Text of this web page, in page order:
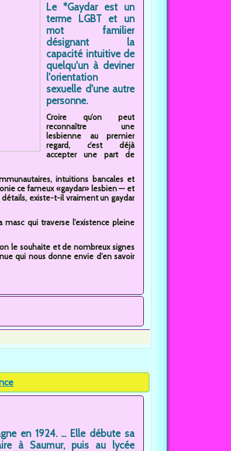
Le *Gaydar est un
terme LGBT et un
mot familier
désignant la
capacité intuitive de
quelqu'un à deviner
l'orientation
sexuelle d'une autre
personne.
Croire qu’on peut
reconnaître une
lesbienne au premier
regard, c’est déjà
accepter une part de
intuitions bancales et
ce fameux «gaydar» lesbien — et
détails, existe-t-il vraiment un gaydar
qui traverse l’existence pleine
le souhaite et de nombreux signes
qui nous donne envie d’en savoir
en 1924. ... Elle débute sa
à Saumur, puis au lycée